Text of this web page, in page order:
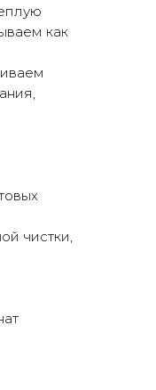
как
чистки,